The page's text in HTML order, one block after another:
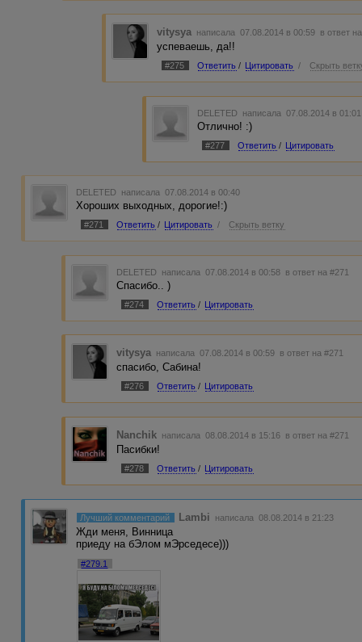
vitysya написала 07.08.2014 в 00:59 в ответ
успеваешь, да!!
#275 Ответить / Цитировать / Скрыть
DELETED написала 07.08.2014 в
Отлично! :)
#277 Ответить / Цитировать
DELETED написала 07.08.2014 в 00:40
Хороших выходных, дорогие!:)
#271 Ответить / Цитировать / Скрыть ветку
DELETED написала 07.08.2014 в 00:58 в ответ на #271
Спасибо.. )
#274 Ответить / Цитировать
vitysya написала 07.08.2014 в 00:59 в ответ на #271
спасибо, Сабина!
#276 Ответить / Цитировать
Nanchik написала 08.08.2014 в 15:16 в ответ на #271
Пасибки!
#278 Ответить / Цитировать
Лучший комментарий Lambi написала 08.08.2014 в 21:23
Жди меня, Винница
приеду на бЭлом мЭрседесе)))
#279.1